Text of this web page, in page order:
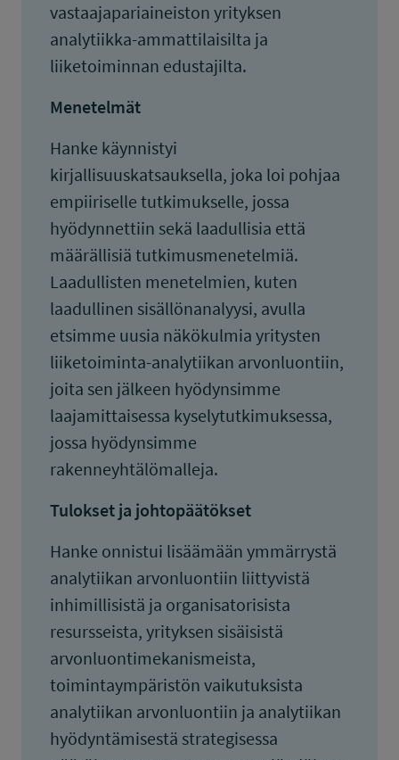
vastaajapariaineiston yrityksen
analytiikka-ammattilaisilta ja
liiketoiminnan edustajilta.
Menetelmät
Hanke käynnistyi
kirjallisuuskatsauksella, joka loi pohjaa
empiiriselle tutkimukselle, jossa
hyödynnettiin sekä laadullisia että
määrällisiä tutkimusmenetelmiä.
Laadullisten menetelmien, kuten
laadullinen sisällönanalyysi, avulla
etsimme uusia näkökulmia yritysten
liiketoiminta-analytiikan arvonluontiin,
joita sen jälkeen hyödynsimme
laajamittaisessa kyselytutkimuksessa,
jossa hyödynsimme
rakenneyhtälömalleja.
Tulokset ja johtopäätökset
Hanke onnistui lisäämään ymmärrystä
analytiikan arvonluontiin liittyvistä
inhimillisistä ja organisatorisista
resursseista, yrityksen sisäisistä
arvonluontimekanismeista,
toimintaympäristön vaikutuksista
analytiikan arvonluontiin ja analytiikan
hyödyntämisestä strategisessa